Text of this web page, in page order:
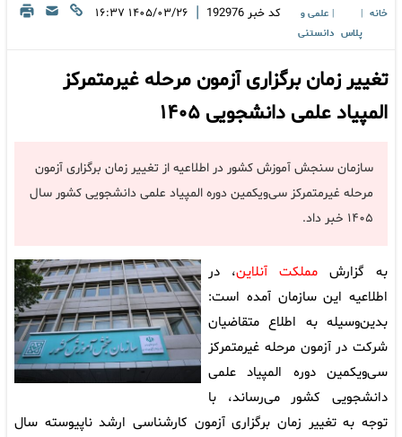
خانه
پلاس
علمی و
دانستنی
کد خبر 192976
| ۱۴۰۵/۰۳/۲۶ ۱۶:۳۷
تغییر زمان برگزاری آزمون مرحله غیرمتمرکز
المپیاد علمی دانشجویی ۱۴۰۵
سازمان سنجش آموزش کشور در اطلاعیه از تغییر زمان برگزاری آزمون
مرحله غیرمتمرکز سی‌ویکمین دوره المپیاد علمی دانشجویی کشور سال
۱۴۰۵ خبر داد.
به گزارش مملکت آنلاین، در
اطلاعیه این سازمان آمده است:
بدین‌وسیله به اطلاع متقاضیان
شرکت در آزمون مرحله غیرمتمرکز
سی‌ویکمین دوره المپیاد علمی
دانشجویی کشور می‌رساند، با
توجه به تغییر زمان برگزاری آزمون کارشناسی ارشد ناپیوسته سال